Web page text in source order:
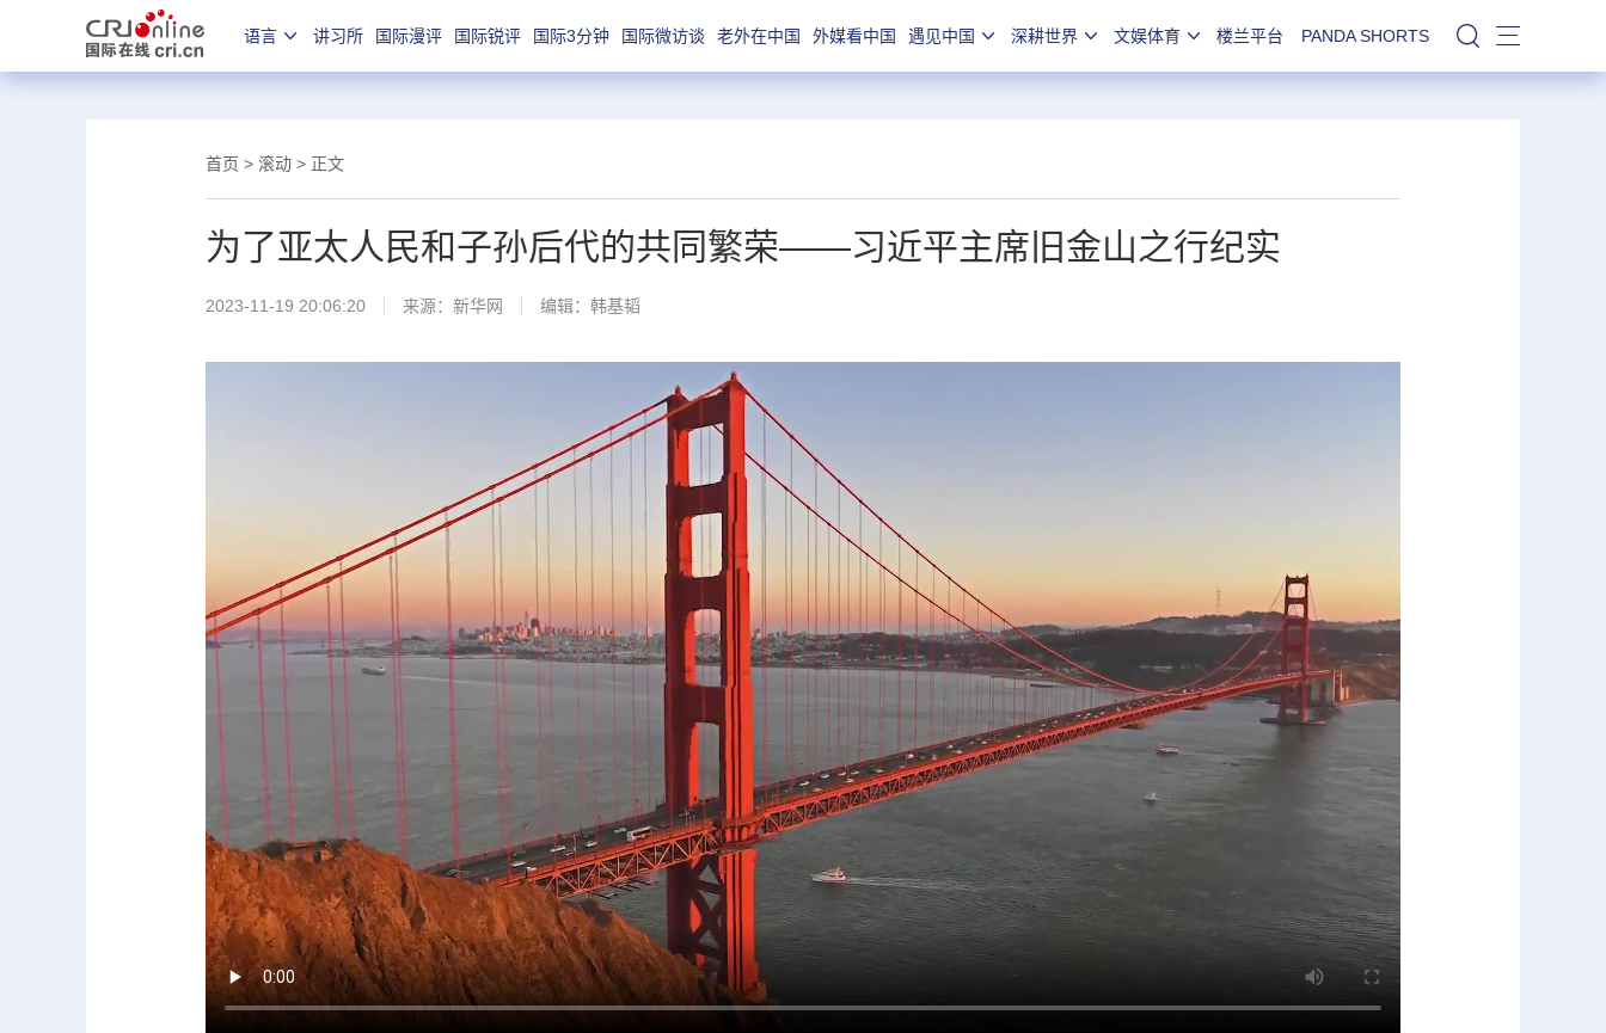
语言 讲习所 国际漫评 国际锐评 国际3分钟 国际微访谈 老外在中国 外媒看中国 遇见中国 深耕世界 文娱体育 楼兰平台 PANDA SHORTS 站内搜索
首页 > 滚动 > 正文
为了亚太人民和子孙后代的共同繁荣——习近平主席旧金山之行纪实
2023-11-19 20:06:20 来源： 新华网 编辑：韩基韬